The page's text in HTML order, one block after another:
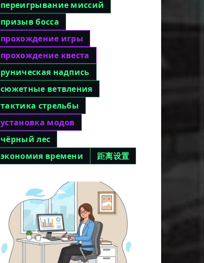
переигрывание миссий
призыв босса
прохождение игры
прохождение квеста
руническая надпись
сюжетные ветвления
тактика стрельбы
установка модов
чёрный лес
экономия времени
距离设置